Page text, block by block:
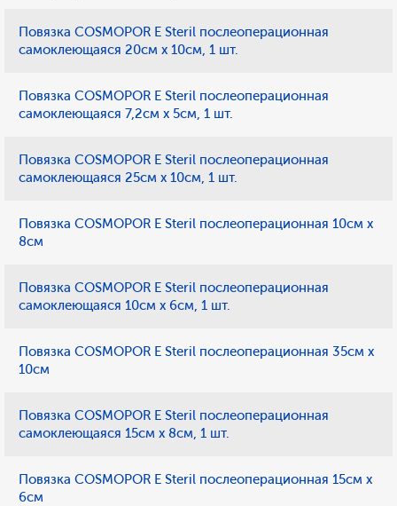
Повязка COSMOPOR E Steril послеоперационная
самоклеющаяся 20см х 10см, 1 шт.
Повязка COSMOPOR E Steril послеоперационная
самоклеющаяся 7,2см х 5см, 1 шт.
Повязка COSMOPOR E Steril послеоперационная
самоклеющаяся 25см х 10см, 1 шт.
Повязка COSMOPOR E Steril послеоперационная 10см х
8см
Повязка COSMOPOR E Steril послеоперационная
самоклеющаяся 10см х 6см, 1 шт.
Повязка COSMOPOR E Steril послеоперационная 35см х
10см
Повязка COSMOPOR E Steril послеоперационная
самоклеющаяся 15см х 8см, 1 шт.
Повязка COSMOPOR E Steril послеоперационная 15см х
6см